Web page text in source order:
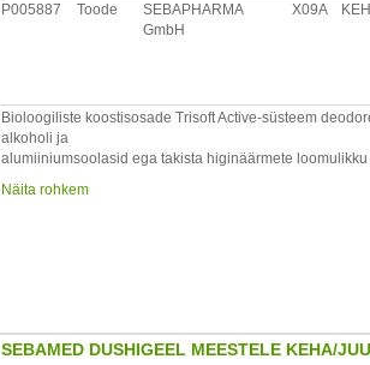
P005887 Toode
SEBAPHARMA
GmbH
X09A
Bioloogiliste koostisosade Trisoft Active-süsteem
alkoholi ja
alumiiniumsoolasid ega takista higinäärmete
Eriti hästi sobib tundlikule nahale.
Päritolumaa: Saksamaa
Näita rohkem
SEBAMED DUSHIGEEL MEESTELE KEHA/